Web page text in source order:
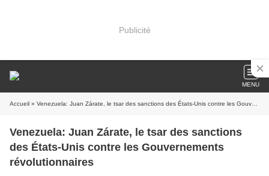
Publicité
MENU
Accueil » Venezuela: Juan Zárate, le tsar des sanctions des États-Unis contre les Gouvernements révolutionnaires
Venezuela: Juan Zárate, le tsar des sanctions
des États-Unis contre les Gouvernements
révolutionnaires